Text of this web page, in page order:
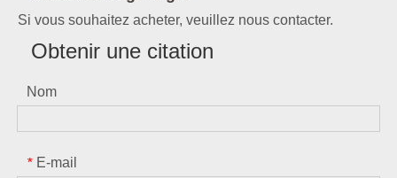
Si vous souhaitez acheter, veuillez nous contacter.
Obtenir une citation
Nom
* E-mail